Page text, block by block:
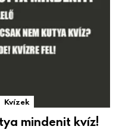
Kvízek
mindenit kvíz!